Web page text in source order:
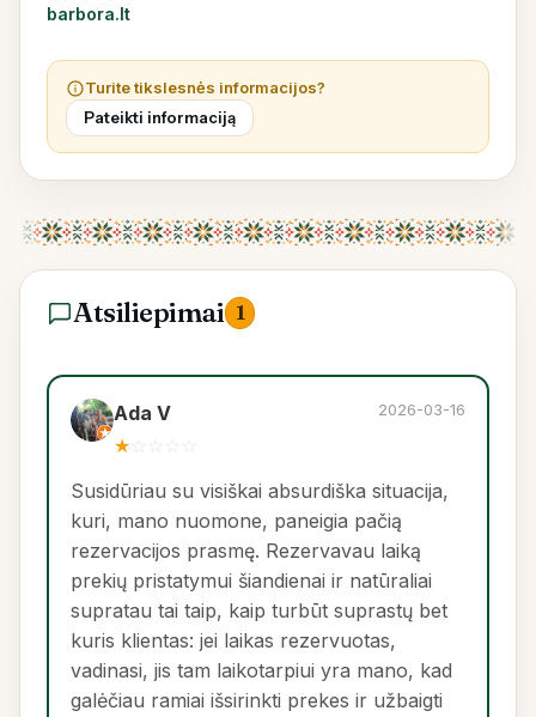
barbora.lt
Turite tikslesnės informacijos?
Pateikti informaciją
Atsiliepimai 1
Ada V
★
2026-03-16
Susidūriau su visiškai absurdiška situacija,
kuri, mano nuomone, paneigia pačią
rezervacijos prasmę. Rezervavau laiką
prekių pristatymui šiandienai ir natūraliai
supratau tai taip, kaip turbūt suprastų bet
kuris klientas: jei laikas rezervuotas,
vadinasi, jis tam laikotarpiui yra mano, kad
galėčiau ramiai išsirinkti prekes ir užbaigti